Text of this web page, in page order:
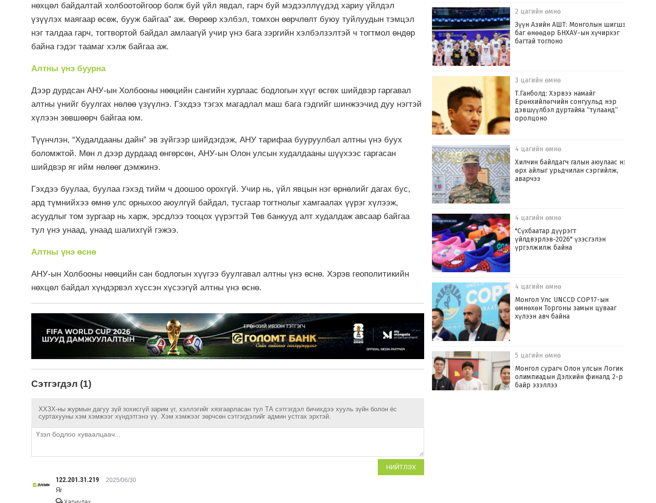
нөхцөл байдалтай холбоотойгоор болж буй үйл явдал, гарч буй мэдээллүүдэд хариу үйлдэл
үзүүлэх маягаар өсөж, бууж байгаа” аж. Өөрөөр хэлбэл, томхон өөрчлөлт буюу туйлуудын тэмцэл
нэг талдаа гарч, тогтвортой байдал амлаагүй учир үнэ бага зэргийн хэлбэлзэлтэй ч тогтмол өндөр
байна гэдэг таамаг хэлж байгаа аж.
Алтны үнэ буурна
Дээр дурдсан АНУ-ын Холбооны нөөцийн сангийн хурлаас бодлогын хүүг өсгөх шийдвэр гаргавал
алтны үнийг буулгах нөлөө үзүүлнэ. Гэхдээ тэгэх магадлал маш бага гэдгийг шинжээчид дуу нэгтэй
хүлээн зөвшөөрч байгаа юм.
Түүнчлэн, “Худалдааны дайн” эв зүйгээр шийдэгдэж, АНУ тарифаа бууруулбал алтны үнэ буух
боломжтой. Мөн л дээр дурдаад өнгөрсөн, АНУ-ын Олон улсын худалдааны шүүхээс гаргасан
шийдвэр яг ийм нөлөөг дэмжинэ.
Гэхдээ буулаа, буулаа гэхэд тийм ч доошоо орохгүй. Учир нь, үйл явцын нэг өрнөлийг дагах бус,
ард түмнийхээ өмнө улс орныхоо аюулгүй байдал, тусгаар тогтнолыг хамгаалах үүрэг хүлээж,
асуудлыг том зургаар нь харж, эрсдлээ тооцох үүрэгтэй Төв банкууд алт худалдаж авсаар байгаа
тул үнэ унаад, унаад шалихгүй гэжээ.
Алтны үнэ өснө
АНУ-ын Холбооны нөөцийн сан бодлогын хүүгээ буулгавал алтны үнэ өснө. Хэрэв геополитикийн
нөхцөл байдал хүндэрвэл хүссэн хүсээгүй алтны үнэ өснө.
Сэтгэгдэл (1)
ХХЗХ-ны журмын дагуу зүй зохисгүй зарим үг, хэллэгийг хязгаарласан тул ТА сэтгэгдэл бичихдээ хууль зүйн болон ёс
суртахууны хэм хэмжээг хүндэтгэнэ үү. Хэм хэмжээг зөрчсөн сэтгэгдэлийг админ устгах эрхтэй.
НИЙТЛЭХ
122.201.31.219 2025/06/30
Яг
2 цагийн өмнө
Зүүн Азийн АШТ: Монголын шигшээ
баг өнөөдөр БНХАУ-ын хүчирхэг
багтай тоглоно
3 цагийн өмнө
Т.Ганболд: Хэрвээ намайг
Ерөнхийлөгчийн сонгуульд нэр
дэвшүүлбэл дуртайяа “тулаанд”
оролцоно
4 цагийн өмнө
Хилчин байлдагч галын аюулаас нэг
өрх айлыг урьдчилан сэргийлж,
аварчээ
4 цагийн өмнө
"Сүхбаатар дүүрэгт
үйлдвэрлэв-2026" үзэсгэлэн
үргэлжилж байна
4 цагийн өмнө
Монгол Улс UNCCD COP17-ын
өмнөхөн Торгоны замын цувааг
хүлээн авч байна
5 цагийн өмнө
Монгол сурагч Олон улсын Логик
олимпиадын Дэлхийн финалд 2-р
байр эзэллээ